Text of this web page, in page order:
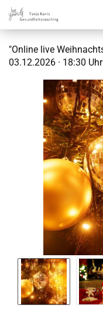
"Online live
03.12.2026 · 18:30 Uhr